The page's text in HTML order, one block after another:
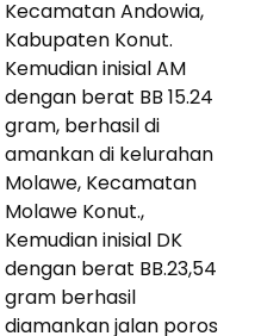
Kecamatan Andowia,
Kabupaten Konut.
Kemudian inisial AM
dengan berat BB 15.24
gram, berhasil di
amankan di kelurahan
Molawe, Kecamatan
Molawe Konut.,
Kemudian inisial DK
dengan berat BB.23,54
gram berhasil
diamankan jalan poros